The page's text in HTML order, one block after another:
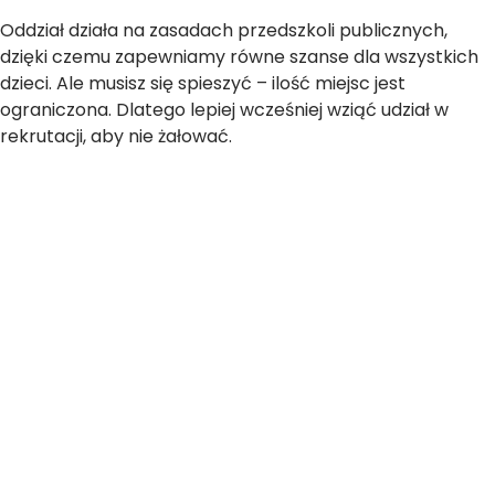
Oddział działa na zasadach przedszkoli publicznych,
dzięki czemu zapewniamy równe szanse dla wszystkich
dzieci. Ale musisz się spieszyć – ilość miejsc jest
ograniczona. Dlatego lepiej wcześniej wziąć udział w
rekrutacji, aby nie żałować.